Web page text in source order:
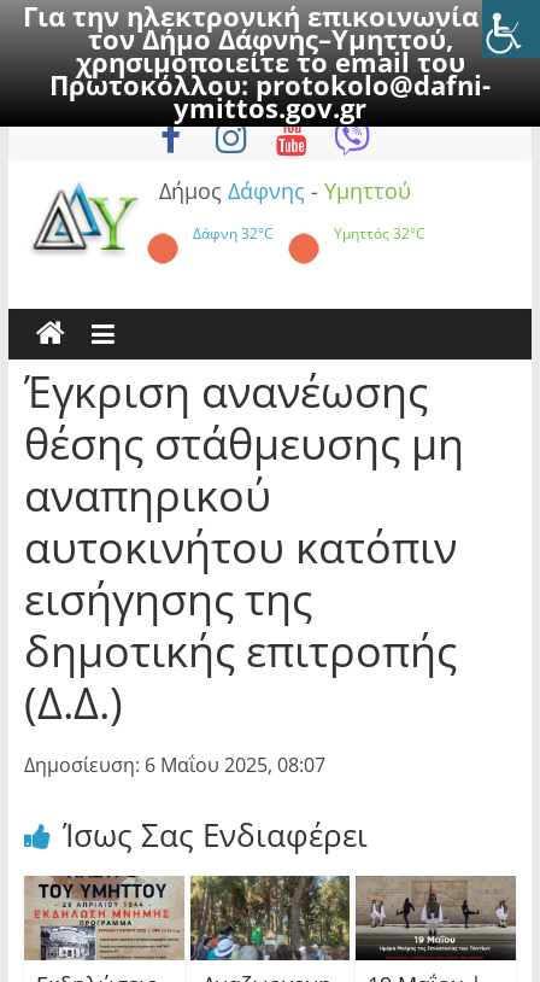
Για την ηλεκτρονική επικοινωνία με
τον Δήμο Δάφνης–Υμηττού,
χρησιμοποιείτε το email του
Πρωτοκόλλου:protokolo@dafni-
ymittos.gov.gr
to
Παρασκευή, 7 Αυγούστου 2026
Δήμος Δάφνης - Υμηττού
Δάφνη32°C Υμηττός32°C
Έγκριση ανανέωσης
θέσης στάθμευσης μη
αναπηρικού
αυτοκινήτου κατόπιν
εισήγησης της
δημοτικής επιτροπής
(Δ.Δ.)
Δημοσίευση: 6 Μαΐου 2025, 08:07
Ίσως Σας Ενδιαφέρει